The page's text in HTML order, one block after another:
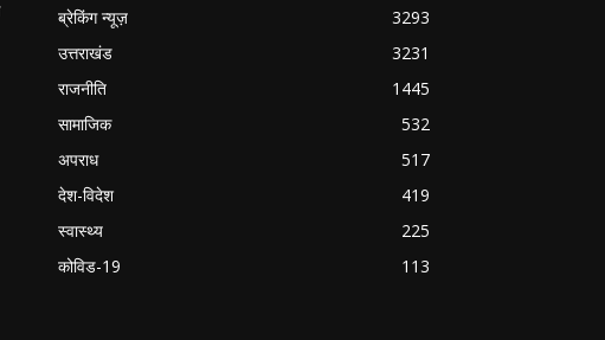
ब्रेकिंग न्यूज़
3293
उत्तराखंड
3231
राजनीति
1445
सामाजिक
532
अपराध
517
देश-विदेश
419
स्वास्थ्य
225
कोविड-19
113